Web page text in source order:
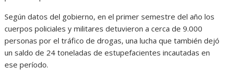
Según datos del gobierno, en el primer semestre del año los
cuerpos policiales y militares detuvieron a cerca de 9.000
personas por el tráfico de drogas, una lucha que también dejó
un saldo de 24 toneladas de estupefacientes incautadas en
ese período.